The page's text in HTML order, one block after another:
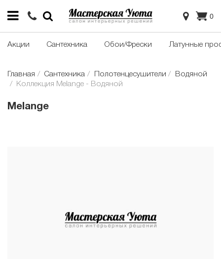
0
Акции Сантехника Обои/Фрески Латунные
Главная Сантехника Полотенцесушители
Водяной
Коллекция Melange - Водяной
Melange